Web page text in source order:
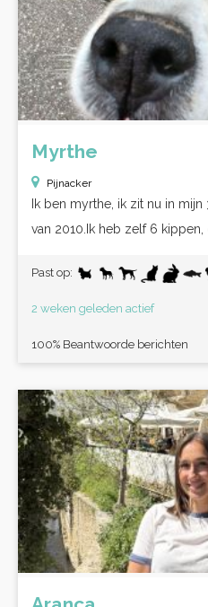
Myrthe
Pijnacker
Ik ben myrthe, ik zit nu in mijn
van 2010.Ik heb zelf 6 kippen,
Past op:
2 weken geleden actief
100% Beantwoorde berichten